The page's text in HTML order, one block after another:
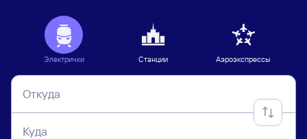
Электрички Станции Аэроэкспрессы
Откуда
Куда